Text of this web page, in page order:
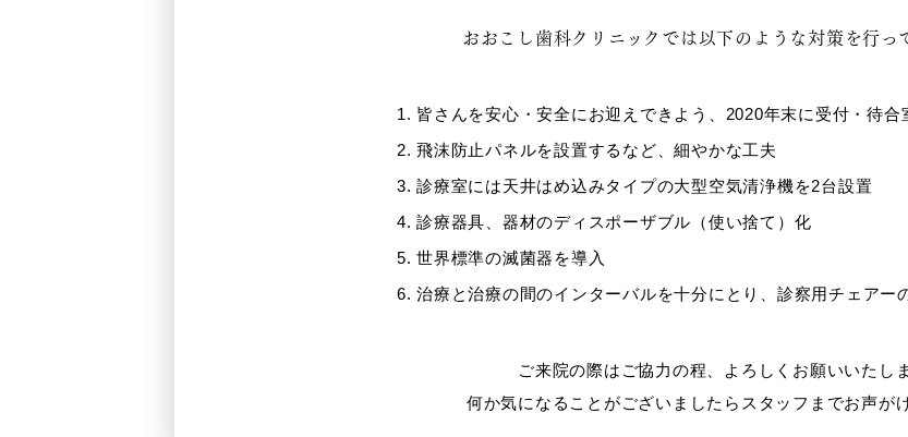
おおこし歯科クリニックでは以下のような対策を行っ
皆さんを安心・安全にお迎えできよう、2020年末に受付・待合
飛沫防止パネルを設置するなど、細やかな工夫
診療室には天井はめ込みタイプの大型空気清浄機を2台設置
診療器具、器材のディスポーザブル（使い捨て）化
世界標準の滅菌器を導入
治療と治療の間のインターバルを十分にとり、診察用チェアー
ご来院の際はご協力の程、よろしくお願いいたしま
何か気になることがございましたらスタッフまでお声が